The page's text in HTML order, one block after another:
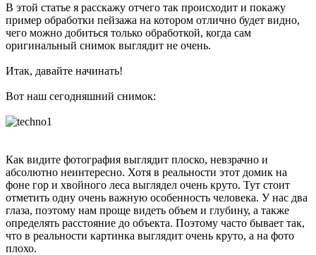
В этой статье я расскажу отчего так происходит и покажу
пример обработки пейзажа на котором отлично будет видно,
чего можно добиться только обработкой, когда сам
оригинальный снимок выглядит не очень.
Итак, давайте начинать!
Вот наш сегодняшний снимок:
Как видите фотография выглядит плоско, невзрачно и
абсолютно неинтересно. Хотя в реальности этот домик на
фоне гор и хвойного леса выглядел очень круто. Тут стоит
отметить одну очень важную особенность человека. У нас два
глаза, поэтому нам проще видеть объем и глубину, а также
определять расстояние до объекта. Поэтому часто бывает так,
что в реальности картинка выглядит очень круто, а на фото
плохо.